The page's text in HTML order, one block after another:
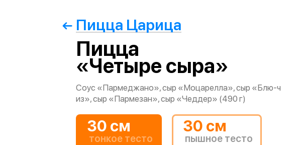
Пицца Царица
Пицца
«Четыре сыра»
Соус «Пармеджано», сыр «Моцарелла», сыр «Блю-ч
из», сыр «Пармезан», сыр «Чеддер» (490 г)
30 см
тонкое тесто
30 см
пышное тесто